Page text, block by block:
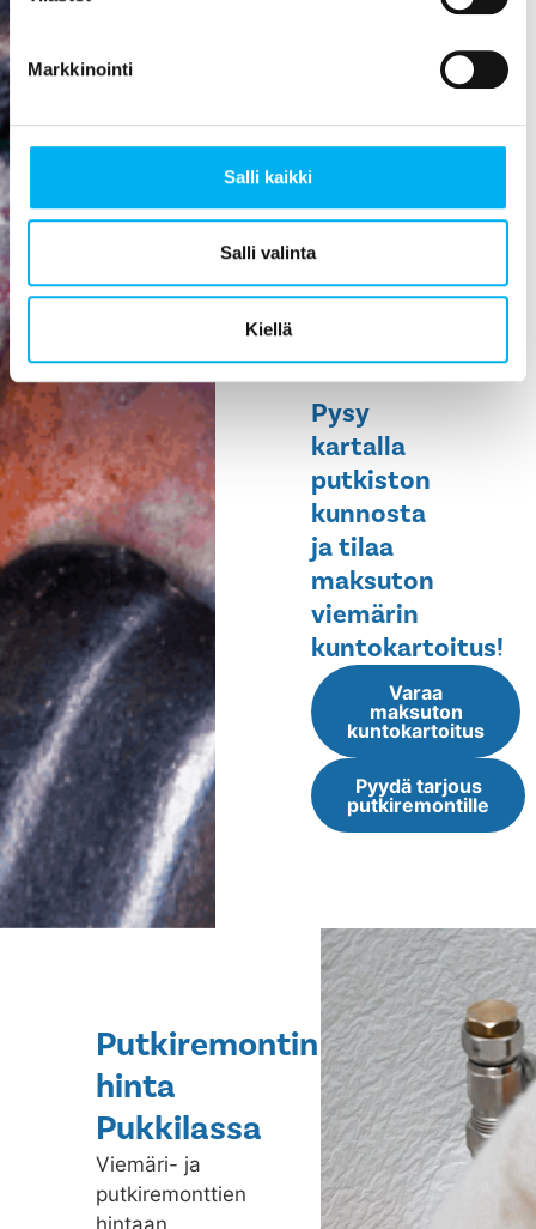
Markkinointi
Salli kaikki
Salli valinta
Kiellä
parantaa
viihtyisyyttä,
ehkäisee
vesivahinkoja,
helpottaa
pidentää
elinikää.
Pysy
kartalla
putkiston
kunnosta
ja tilaa
maksuton
viemärin
kuntokartoitus!
Varaa
maksuton
kuntokartoitus
Pyydä tarjous
putkiremontille
Putkiremontin
hinta
Pukkilassa
Viemäri- ja
putkiremonttien